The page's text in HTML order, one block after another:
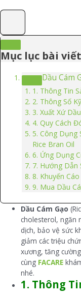
Mục lục bài viết
Dầu Cám
1. Thông Tin
2. Thông Số
3. Xuất Xứ
4. Quy Cách
5. Công Dụng
Rice Bran Oil
6. Ứng Dụng
7. Hướng Dẫn
8. Khuyến
9. Mua Dầu
Dầu Cám Gạo
cholesterol, ngăn
dịch, bảo vệ sức
giảm các triệu
xương, tăng
cùng FACARE
nhé.
1. Thông